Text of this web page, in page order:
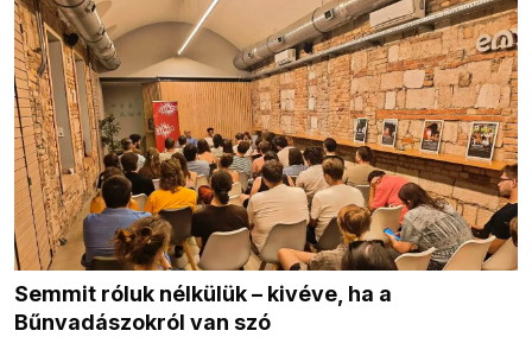
Semmit róluk nélkülük – kivéve, ha a
Bűnvadászokról van szó